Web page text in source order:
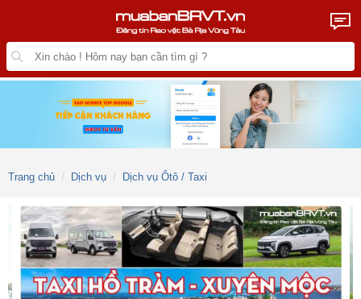
Trang chủ Dịch vụ Dịch vụ Ôtô / Taxi